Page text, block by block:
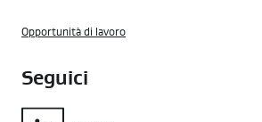
Opportunità di lavoro
Seguici